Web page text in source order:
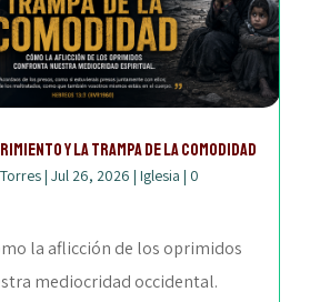
y la Trampa de la Comodidad
| Jul 26, 2026 | Iglesia | 0
la aflicción de los oprimidos
mediocridad occidental.